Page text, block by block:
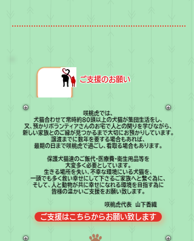
​ご支援のお願い
ご支援はこちらからお願い致します